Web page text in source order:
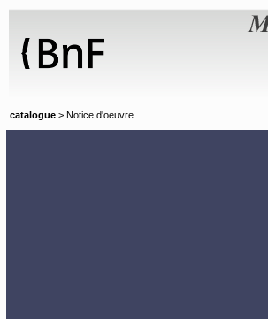
catalogue > Notice d'oeuvre